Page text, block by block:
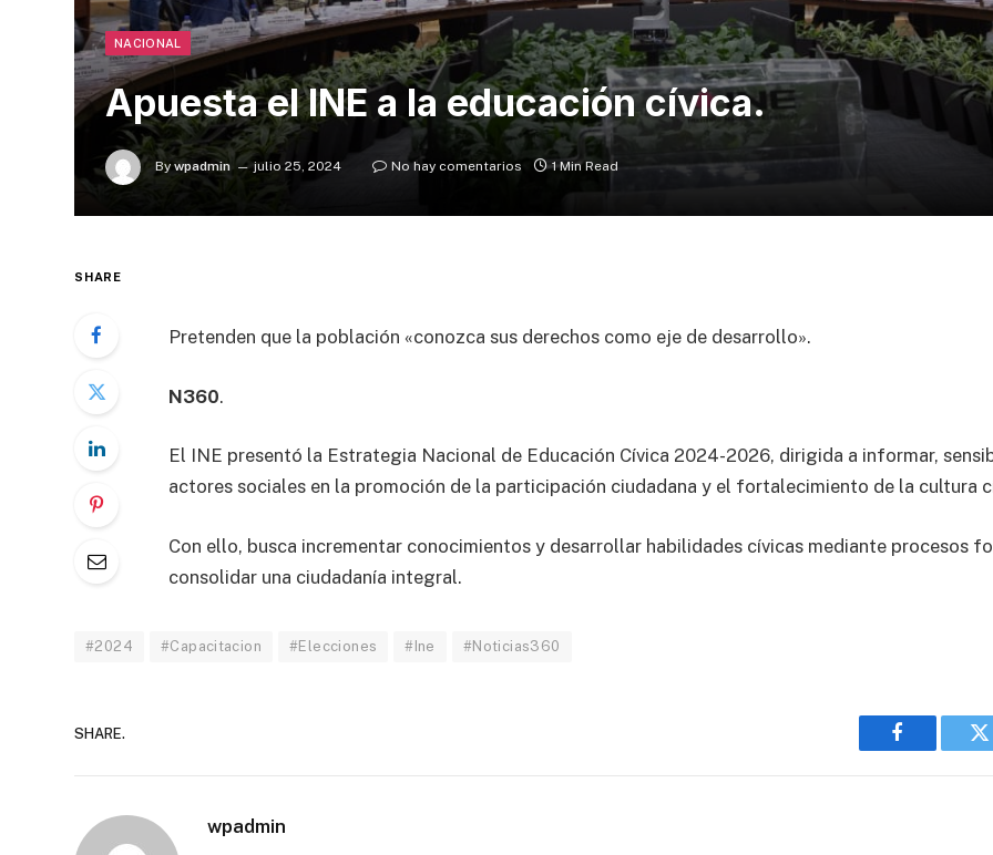
NACIONAL
Apuesta el INE a la educación cívica.
By wpadmin julio 25, 2024 No hay comentarios 1 Min Read
SHARE
Pretenden que la población «conozca sus derechos como eje de desarrollo».
N360.
El INE presentó la Estrategia Nacional de Educación Cívica 2024-2026, dirigida a informar,
actores sociales en la promoción de la participación ciudadana y el fortalecimiento de la cultura
Con ello, busca incrementar conocimientos y desarrollar habilidades cívicas mediante procesos
consolidar una ciudadanía integral.
#2024 #Capacitacion #Elecciones #Ine #Noticias360
SHARE.
Facebook
wpadmin